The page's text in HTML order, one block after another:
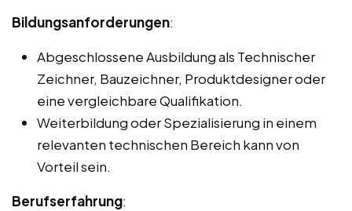
Bildungsanforderungen:
Abgeschlossene Ausbildung als Technischer
Zeichner, Bauzeichner, Produktdesigner oder
eine vergleichbare Qualifikation.
Weiterbildung oder Spezialisierung in einem
relevanten technischen Bereich kann von
Vorteil sein.
Berufserfahrung: